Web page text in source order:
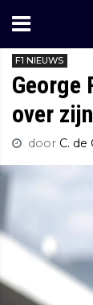
F1 NIEUWS
George
over
door C. de